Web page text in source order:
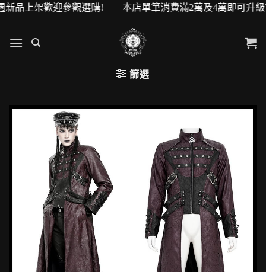
觀選購! 本店單筆消費滿2萬及4萬即可升級VIP會員!
篩選